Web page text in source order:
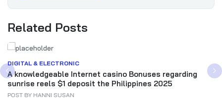
Related Posts
DIGITAL & ELECTRONIC
A knowledgeable Internet casino Bonuses regarding
sunrise reels $1 deposit the Philippines 2025
POST BY HANNI SUSAN